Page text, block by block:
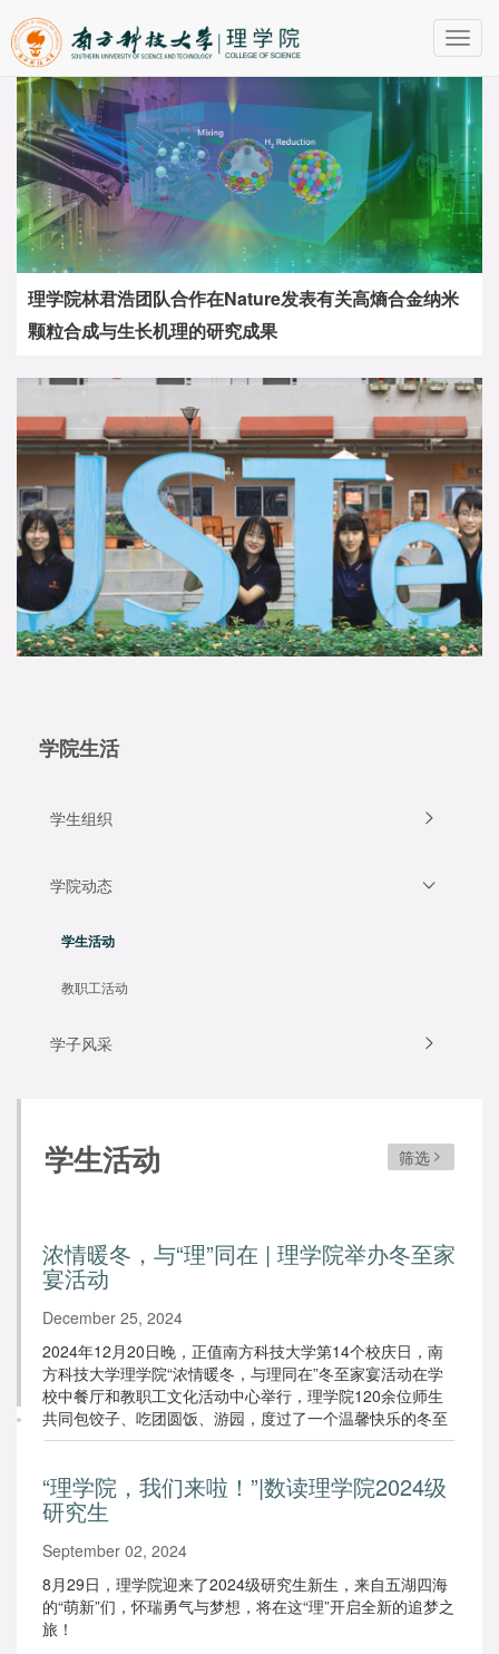
理学院林君浩团队合作在Nature发表有关高熵合金纳米
颗粒合成与生长机理的研究成果
学院生活
学生组织
学院动态
学生活动
教职工活动
学子风采
学生活动 筛选
浓情暖冬，与“理”同在 | 理学院举办冬至家
宴活动
December 25, 2024
2024年12月20日晚，正值南方科技大学第14个校庆日，南
方科技大学理学院“浓情暖冬，与理同在”冬至家宴活动在学
校中餐厅和教职工文化活动中心举行，理学院120余位师生
共同包饺子、吃团圆饭、游园，度过了一个温馨快乐的冬至
夜晚。
“理学院，我们来啦！”|数读理学院2024级
研究生
September 02, 2024
8月29日，理学院迎来了2024级研究生新生，来自五湖四海
的“萌新”们，怀瑞勇气与梦想，将在这“理”开启全新的追梦之
旅！